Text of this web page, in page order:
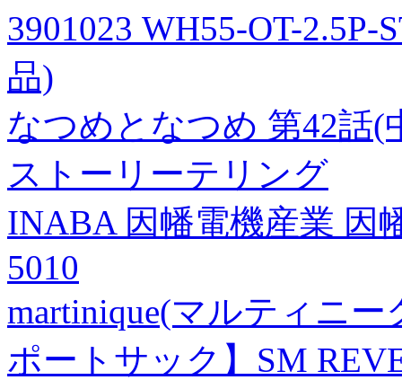
3901023 WH55-OT-
品)
なつめとなつめ 第42話(
ストーリーテリング
INABA 因幡電機産業 因
5010
martinique(マルティニー
ポートサック】SM